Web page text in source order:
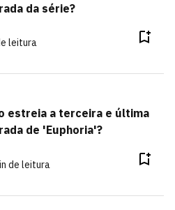
da série?
leitura
estreia a terceira e última
de 'Euphoria'?
de leitura